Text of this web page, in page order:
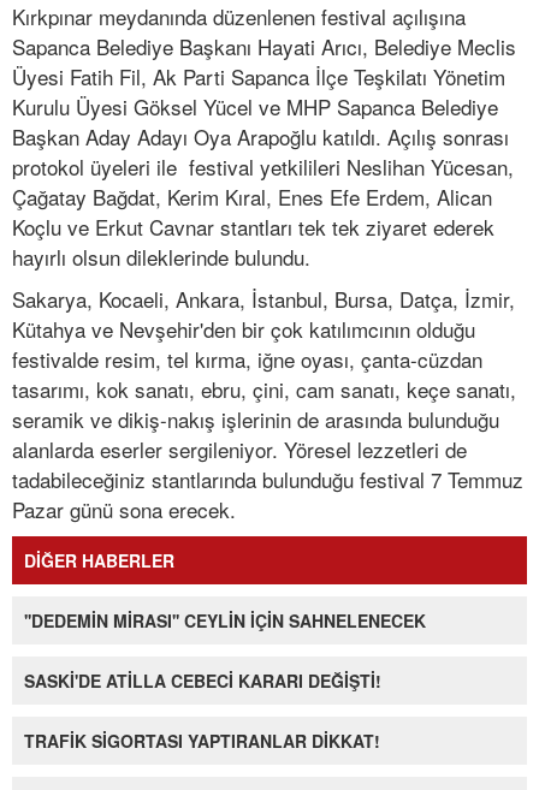
Kırkpınar meydanında düzenlenen festival açılışına
Sapanca Belediye Başkanı Hayati Arıcı, Belediye Meclis
Üyesi Fatih Fil, Ak Parti Sapanca İlçe Teşkilatı Yönetim
Kurulu Üyesi Göksel Yücel ve MHP Sapanca Belediye
Başkan Aday Adayı Oya Arapoğlu katıldı. Açılış sonrası
protokol üyeleri ile festival yetkilileri Neslihan Yücesan,
Çağatay Bağdat, Kerim Kıral, Enes Efe Erdem, Alican
Koçlu ve Erkut Cavnar stantları tek tek ziyaret ederek
hayırlı olsun dileklerinde bulundu.
Sakarya, Kocaeli, Ankara, İstanbul, Bursa, Datça, İzmir,
Kütahya ve Nevşehir'den bir çok katılımcının olduğu
festivalde resim, tel kırma, iğne oyası, çanta-cüzdan
tasarımı, kok sanatı, ebru, çini, cam sanatı, keçe sanatı,
seramik ve dikiş-nakış işlerinin de arasında bulunduğu
alanlarda eserler sergileniyor. Yöresel lezzetleri de
tadabileceğiniz stantlarında bulunduğu festival 7 Temmuz
Pazar günü sona erecek.
DİĞER HABERLER
''DEDEMİN MİRASI'' CEYLİN İÇİN SAHNELENECEK
SASKİ'DE ATİLLA CEBECİ KARARI DEĞİŞTİ!
TRAFİK SİGORTASI YAPTIRANLAR DİKKAT!